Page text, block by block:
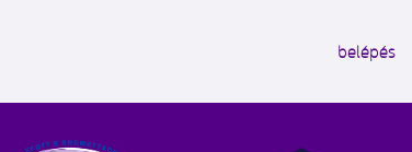
belépés